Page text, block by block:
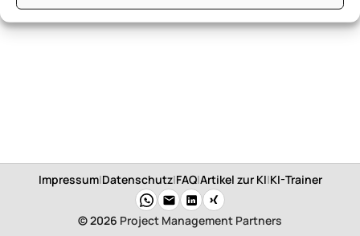
Impressum|Datenschutz|FAQ|Artikel zur KI|KI-Trainer
© 2026 Project Management Partners